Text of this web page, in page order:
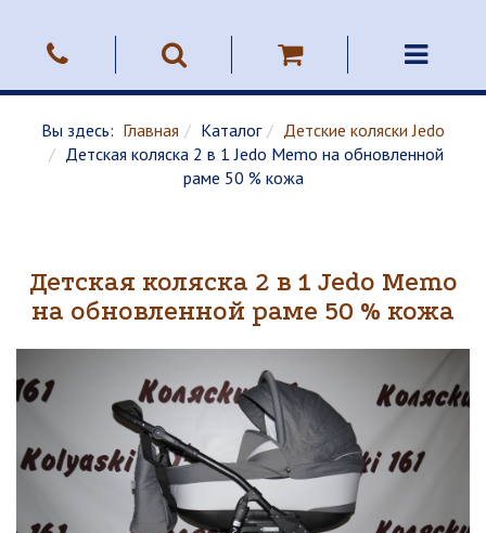
Вы здесь: Главная Каталог
Детские коляски Jedo
Детская коляска 2 в 1 Jedo Memo на обновленной
раме 50 % кожа
Детская коляска 2 в 1 Jedo Memo
на обновленной раме 50 % кожа